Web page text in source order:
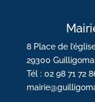
8 Place de
29300
Tél : 02 98 71 72